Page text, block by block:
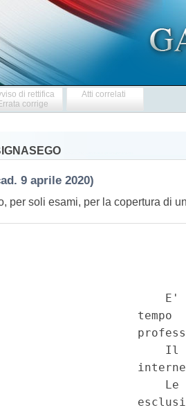
di rettifica
corrige
Atti correlati
9 aprile 2020)
per soli esami, per la copertura di